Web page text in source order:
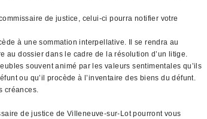
de justice, celui-ci pourra notifier votre
à une sommation interpellative. Il se rendra au
au dossier dans le cadre de la résolution d’un litige.
souvent animé par les valeurs sentimentales qu’ils
ou qu’il procède à l’inventaire des biens du défunt.
créances.
de justice de Villeneuve-sur-Lot pourront vous